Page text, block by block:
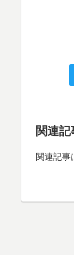
関連記
関連記事